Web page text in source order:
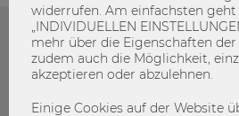
Das könnte dich
widerrufen. Am einfachsten geht
„INDIVIDUELLEN
mehr über die Eigenschaften
zudem auch die Möglichkeit,
akzeptieren oder abzulehnen.
Einige Cookies auf der Website